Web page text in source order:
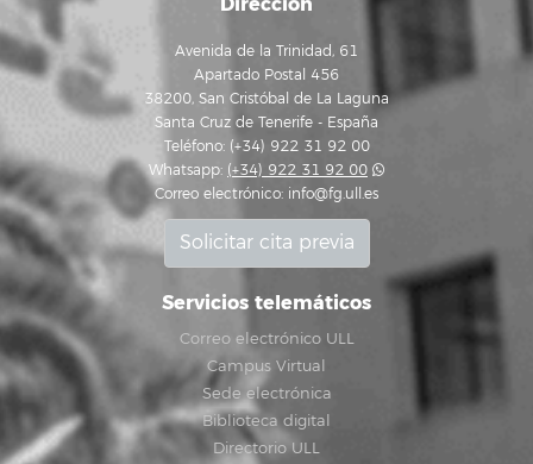
Avenida de la Trinidad, 61
Apartado Postal 456
38200, San Cristóbal de La Laguna
Santa Cruz de Tenerife - España
Teléfono: (+34) 922 31 92 00
Whatsapp: (+34) 922 31 92 00
Correo electrónico: info@fg.ull.es
Solicitar cita previa
Servicios telemáticos
Correo electrónico ULL
Campus Virtual
Sede electrónica
Biblioteca digital
Directorio ULL